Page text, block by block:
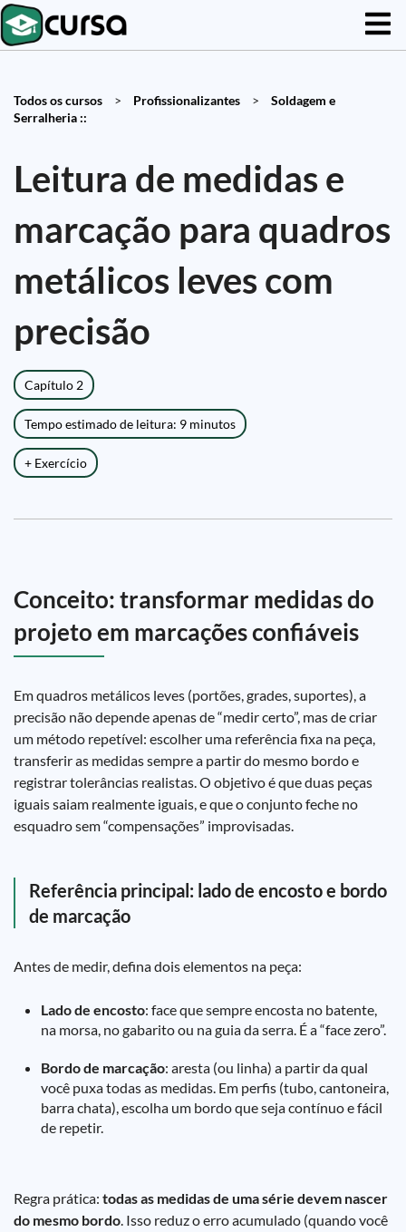
Todos os cursos > Profissionalizantes >
Soldagem e
Serralheria ::
Leitura de medidas e
marcação para quadros
metálicos leves com
precisão
Capítulo 2
Tempo estimado de leitura: 9 minutos
+ Exercício
Conceito: transformar medidas do
projeto em marcações confiáveis
Em quadros metálicos leves (portões, grades, suportes), a
precisão não depende apenas de “medir certo”, mas de criar
um método repetível: escolher uma referência fixa na peça,
transferir as medidas sempre a partir do mesmo bordo e
registrar tolerâncias realistas. O objetivo é que duas peças
iguais saiam realmente iguais, e que o conjunto feche no
esquadro sem “compensações” improvisadas.
Referência principal: lado de encosto e bordo
de marcação
Antes de medir, defina dois elementos na peça:
Lado de encosto: face que sempre encosta no batente,
na morsa, no gabarito ou na guia da serra. É a “face zero”.
Bordo de marcação: aresta (ou linha) a partir da qual
você puxa todas as medidas. Em perfis (tubo, cantoneira,
barra chata), escolha um bordo que seja contínuo e fácil
de repetir.
Regra prática: todas as medidas de uma série devem nascer
do mesmo bordo. Isso reduz o erro acumulado (quando você